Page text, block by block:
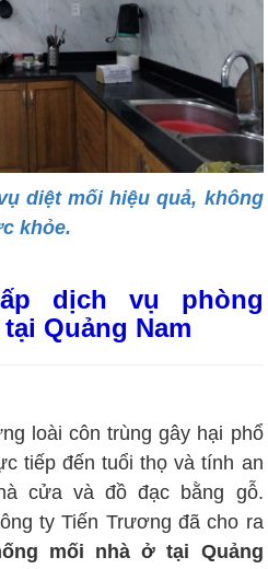
diệt mối hiệu quả, không
khỏe.
dịch vụ phòng
Quảng Nam
loài côn trùng gây hại phổ
tiếp đến tuổi thọ và tính an
cửa và đồ đạc bằng gỗ.
ty Tiến Trương đã cho ra
mối nhà ở tại Quảng